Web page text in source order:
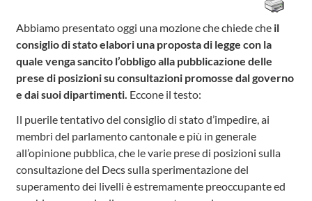
Abbiamo presentato oggi una mozione che chiede che il
consiglio di stato elabori una proposta di legge con la
quale venga sancito l’obbligo alla pubblicazione delle
prese di posizioni su consultazioni promosse dal governo
e dai suoi dipartimenti. Eccone il testo:
Il puerile tentativo del consiglio di stato d’impedire, ai
membri del parlamento cantonale e più in generale
all’opinione pubblica, che le varie prese di posizioni sulla
consultazione del Decs sulla sperimentazione del
superamento dei livelli è estremamente preoccupante ed